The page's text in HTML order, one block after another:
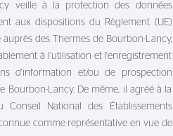
veille à la protection des données
aux dispositions du Règlement (UE)
des Thermes de Bourbon-Lancy,
à l'utilisation et l'enregistrement
d'information et/ou de prospection
Bourbon-Lancy. De même, il agréé à la
National des Établissements
comme représentative en vue de